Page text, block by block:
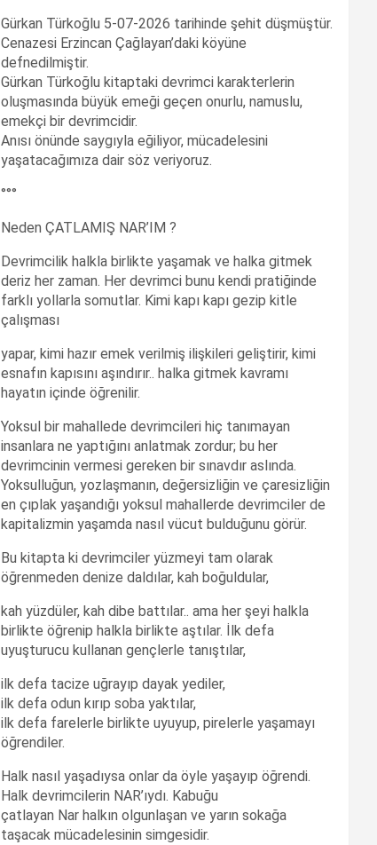
Gürkan Türkoğlu 5-07-2026 tarihinde şehit düşmüştür.
Cenazesi Erzincan Çağlayan’daki köyüne
defnedilmiştir.
Gürkan Türkoğlu kitaptaki devrimci karakterlerin
oluşmasında büyük emeği geçen onurlu, namuslu,
emekçi bir devrimcidir.
Anısı önünde saygıyla eğiliyor, mücadelesini
yaşatacağımıza dair söz veriyoruz.
°°°
Neden ÇATLAMIŞ NAR’IM ?
Devrimcilik halkla birlikte yaşamak ve halka gitmek
deriz her zaman. Her devrimci bunu kendi pratiğinde
farklı yollarla somutlar. Kimi kapı kapı gezip kitle
çalışması
yapar, kimi hazır emek verilmiş ilişkileri geliştirir, kimi
esnafın kapısını aşındırır.. halka gitmek kavramı
hayatın içinde öğrenilir.
Yoksul bir mahallede devrimcileri hiç tanımayan
insanlara ne yaptığını anlatmak zordur; bu her
devrimcinin vermesi gereken bir sınavdır aslında.
Yoksulluğun, yozlaşmanın, değersizliğin ve çaresizliğin
en çıplak yaşandığı yoksul mahallerde devrimciler de
kapitalizmin yaşamda nasıl vücut bulduğunu görür.
Bu kitapta ki devrimciler yüzmeyi tam olarak
öğrenmeden denize daldılar, kah boğuldular,
kah yüzdüler, kah dibe battılar.. ama her şeyi halkla
birlikte öğrenip halkla birlikte aştılar. İlk defa
uyuşturucu kullanan gençlerle tanıştılar,
ilk defa tacize uğrayıp dayak yediler,
ilk defa odun kırıp soba yaktılar,
ilk defa farelerle birlikte uyuyup, pirelerle yaşamayı
öğrendiler.
Halk nasıl yaşadıysa onlar da öyle yaşayıp öğrendi.
Halk devrimcilerin NAR’ıydı. Kabuğu
çatlayan Nar halkın olgunlaşan ve yarın sokağa
taşacak mücadelesinin simgesidir.